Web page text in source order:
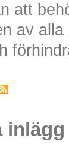
att
av
inlägg